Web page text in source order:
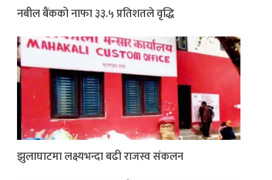
नबील बैंकको नाफा ३३.५ प्रतिशतले वृद्धि
झुलाघाटमा लक्ष्यभन्दा बढी राजस्व संकलन